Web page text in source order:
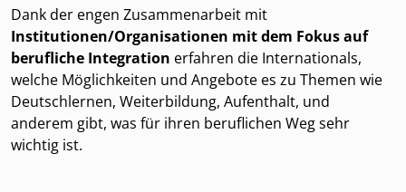
Dank der engen Zusammenarbeit mit
Institutionen/Organisationen mit dem Fokus auf
berufliche Integration erfahren die Internationals,
welche Möglichkeiten und Angebote es zu Themen wie
Deutschlernen, Weiterbildung, Aufenthalt, und
anderem gibt, was für ihren beruflichen Weg sehr
wichtig ist.